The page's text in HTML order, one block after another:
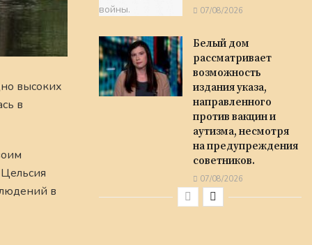
высоких
в
в
07/08/2026
Белый дом
рассматривает
возможность
издания указа,
направленного
против вакцин и
аутизма, несмотря
на предупреждения
советников.
07/08/2026